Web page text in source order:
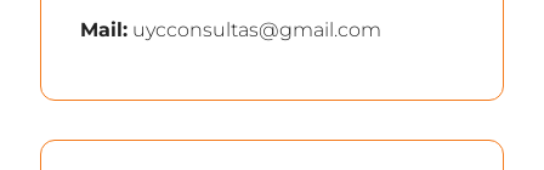
Mail: uycconsultas@gmail.com